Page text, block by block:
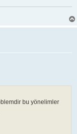
bu yönelimler